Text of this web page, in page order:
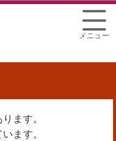
へ移動
メニュー
ます。
ます。